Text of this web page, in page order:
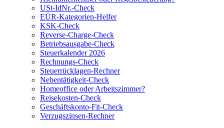
USt-IdNr.-Check
EÜR-Kategorien-Helfer
KSK-Check
Reverse-Charge-Check
Betriebsausgabe-Check
Steuerkalender 2026
Rechnungs-Check
Steuerrücklagen-Rechner
Nebentätigkeit-Check
Homeoffice oder Arbeitszimmer?
Reisekosten-Check
Geschäftskonto-Fit-Check
Verzugszinsen-Rechner